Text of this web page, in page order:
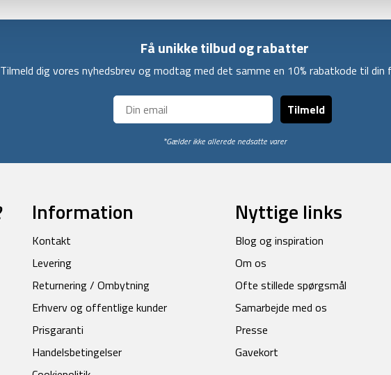
Få unikke tilbud og rabatter
Tilmeld dig vores nyhedsbrev og modtag med det samme en 10% rabatkode til
Tilmeld
*Gælder ikke allerede nedsatte varer
Information
Kontakt
Levering
Returnering / Ombytning
Erhverv og offentlige kunder
Prisgaranti
Handelsbetingelser
Nyttige links
Blog og inspiration
Om os
Ofte stillede spørgsmål
Samarbejde med os
Presse
Gavekort